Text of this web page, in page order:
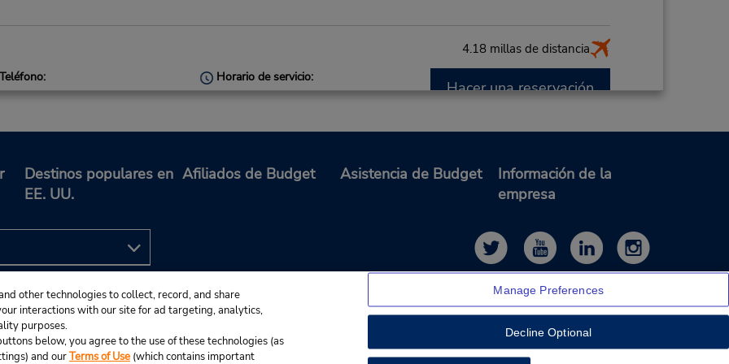
4.18 millas de distancia
Teléfono:
2890451111
Horario de servicio:
Sun - Sat 7:00 AM - 10:00 PM
Free pickup service available
alquiler se encuentra dentro de la
terminal con una caminata corta
Hacer una reservación
2894423332
Horario de servicio:
Holiday Hours
Hacer una reservación
Destinos populares en
EE. UU.
Afiliados de Budget Asistencia de Budget
Información de la
empresa
other technologies to collect, record, and share
interactions with our site for ad targeting, analytics,
purposes.
below, you agree to the use of these technologies (as
and ourTerms of Use (which contains important
Manage Preferences
Decline Optional